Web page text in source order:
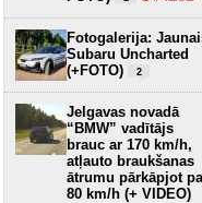
Fotogalerija:
Subaru Uncharted
(+FOTO)
2
Jelgavas novadā
“BMW” vadītājs
brauc ar 170 km/h,
atļauto braukšanas
ātrumu pārkāpjot
80 km/h (+ VIDEO)